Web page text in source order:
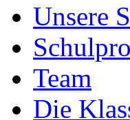
Unsere
Team
Die